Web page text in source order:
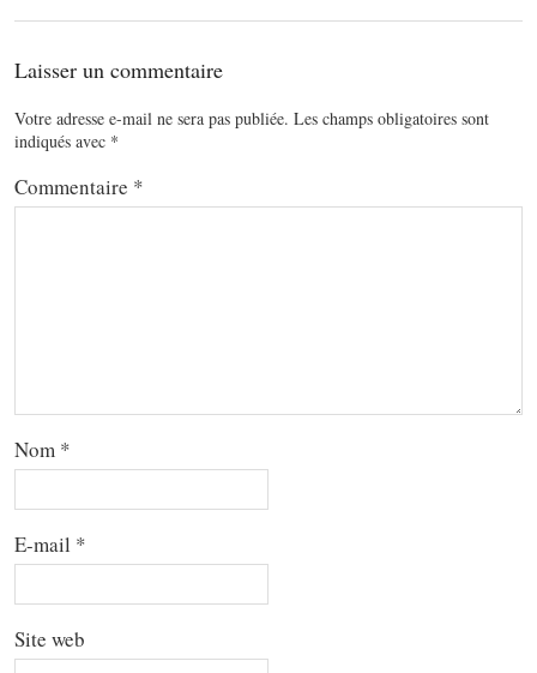
Laisser un commentaire
Votre adresse e-mail ne sera pas publiée. Les champs obligatoires sont
indiqués avec *
Commentaire *
Nom *
E-mail *
Site web